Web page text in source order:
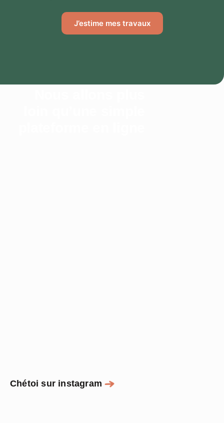
J’estime mes travaux
Chétoi sur instagram